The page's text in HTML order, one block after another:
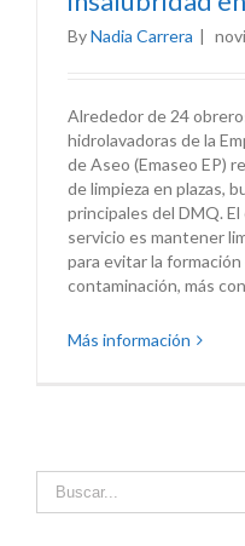
ByNadia Carrera |
Alrededor de 24
hidrolavadoras de la
de Aseo (Emaseo EP)
de limpieza en plazas,
principales del DMQ.
servicio es mantener
para evitar la
contaminación, más
Más información